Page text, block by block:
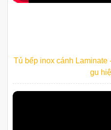
Tủ bếp inox cánh Laminate
gu